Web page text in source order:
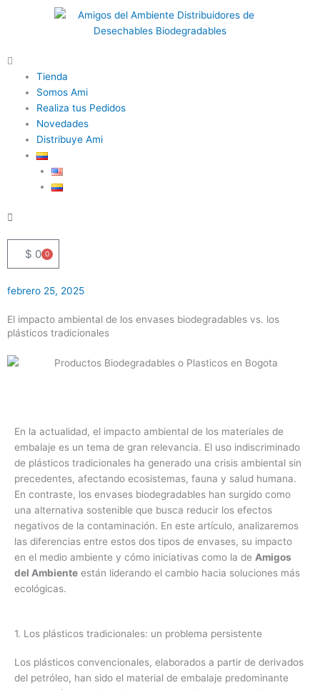
Flyout
Menu
Tienda
Somos Ami
Realiza tus Pedidos
Novedades
Distribuye Ami
$ 0 0
Cart
febrero 25, 2025
El impacto ambiental de los envases biodegradables vs. los
plásticos tradicionales
En la actualidad, el impacto ambiental de los materiales de
embalaje es un tema de gran relevancia. El uso indiscriminado
de plásticos tradicionales ha generado una crisis ambiental sin
precedentes, afectando ecosistemas, fauna y salud humana.
En contraste, los envases biodegradables han surgido como
una alternativa sostenible que busca reducir los efectos
negativos de la contaminación. En este artículo, analizaremos
las diferencias entre estos dos tipos de envases, su impacto
en el medio ambiente y cómo iniciativas como la de Amigos
del Ambiente están liderando el cambio hacia soluciones más
ecológicas.
1. Los plásticos tradicionales: un problema persistente
Los plásticos convencionales, elaborados a partir de derivados
del petróleo, han sido el material de embalaje predominante